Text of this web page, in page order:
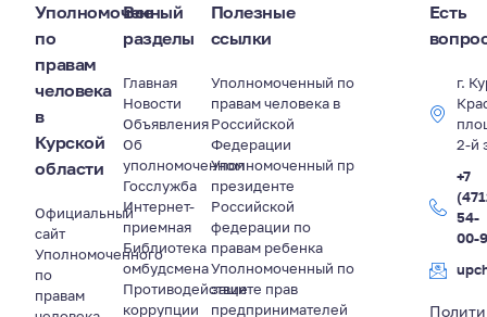
Уполномоченный
по
правам
человека
в
Курской
области
Официальный
сайт
Уполномоченного
по
правам
Все
разделы
Главная
Новости
Объявления
Об
уполномоченном
Госслужба
Интернет-
приемная
Библиотека
омбудсмена
Противодействие
коррупции
Полезные
ссылки
Уполномоченный по
правам человека в
Российской
Федерации
Уполномоченный пр
президенте
Российской
федерации по
правам ребенка
Уполномоченный по
защите прав
предпринимателей
Есть
г.
2-й
+7
54-
00-